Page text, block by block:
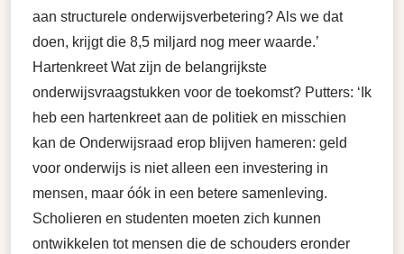
aan structurele onderwijsverbetering? Als we dat
doen, krijgt die 8,5 miljard nog meer waarde.’
Hartenkreet Wat zijn de belangrijkste
onderwijsvraagstukken voor de toekomst? Putters: ‘Ik
heb een hartenkreet aan de politiek en misschien
kan de Onderwijsraad erop blijven hameren: geld
voor onderwijs is niet alleen een investering in
mensen, maar óók in een betere samenleving.
Scholieren en studenten moeten zich kunnen
ontwikkelen tot mensen die de schouders eronder